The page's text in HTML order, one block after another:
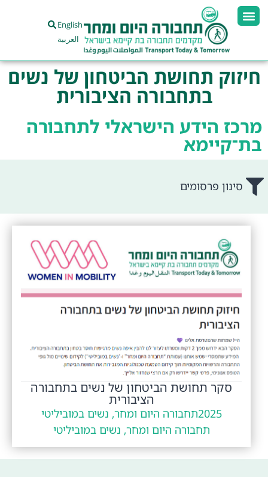
English
العربية
חיזוק תחושת הביטחון של נשים
בתחבורה הציבורית
מרכז הידע הישראלי לתחבורה
בת־קיימא
סינון פרסומים
סקר תחושת הביטחון של נשים בתחבורה
הציבורית
2025תחבורה היום ומחר, נשים במוביליטי
תחבורה היום ומחר, נשים במוביליטי